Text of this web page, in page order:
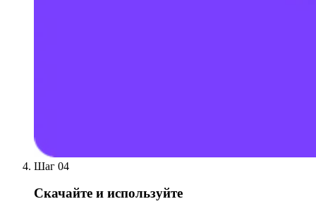
Шаг 04
Скачайте и используйте